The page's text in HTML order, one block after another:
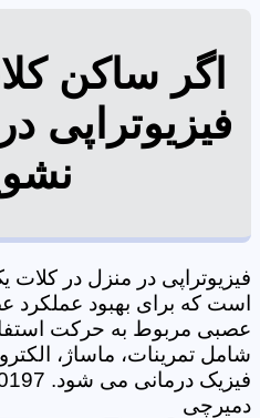
اگر ساکن
فیزیوتراپی
فیزیوتراپی در منزل در
است که برای بهبود
عصبی مربوط به حرکت
شامل تمرینات، ماساژ،
دمیرچی